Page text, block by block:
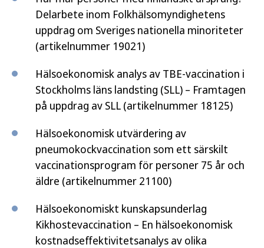
Delarbete inom Folkhälsomyndighetens
uppdrag om Sveriges nationella minoriteter
(artikelnummer 19021)
Hälsoekonomisk analys av TBE-vaccination i
Stockholms läns landsting (SLL) – Framtagen
på uppdrag av SLL (artikelnummer 18125)
Hälsoekonomisk utvärdering av
pneumokockvaccination som ett särskilt
vaccinationsprogram för personer 75 år och
äldre (artikelnummer 21100)
Hälsoekonomiskt kunskapsunderlag
Kikhostevaccination – En hälsoekonomisk
kostnadseffektivitetsanalys av olika